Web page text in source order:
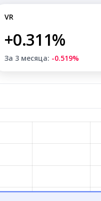
VR
+0.311%
За 3 месяца: -0.519%